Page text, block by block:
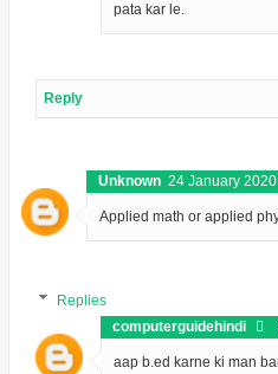
pata kar le.
Reply
Unknown 24 January
Applied math or applied
Replies
computerguidehindi
aap b.ed karne ki man